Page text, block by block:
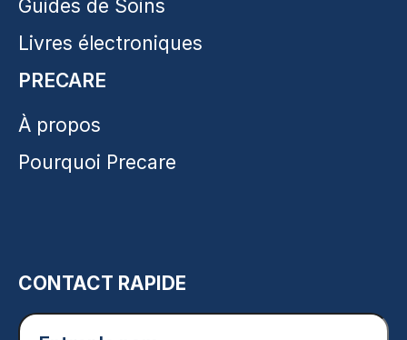
Guides de Soins
Livres électroniques
PRECARE
À propos
Pourquoi Precare
CONTACT RAPIDE
Entrer